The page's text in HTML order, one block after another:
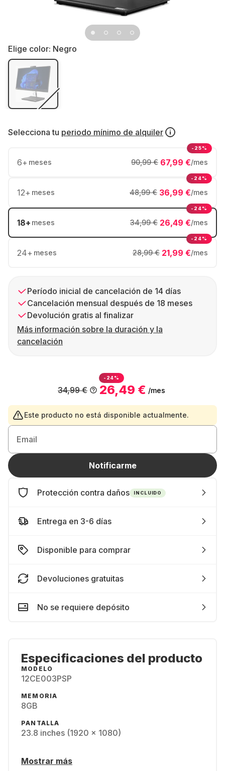
Elige color: Negro
Selecciona tu periodo mínimo de alquiler
6+ meses 67,99 €/mes
90,99 €
-25%
12+ meses 36,99 €/mes
48,99 €
-24%
18+ meses 26,49 €/mes
34,99 €
-24%
24+ meses 21,99 €/mes
28,99 €
-24%
Período inicial de cancelación de 14 días
Cancelación mensual después de 18 meses
Devolución gratis al finalizar
Más información sobre la duración y la
cancelación
-24%
26,49 € /mes
34,99 €
Este producto no está disponible actualmente.
Email
Notificarme
Protección contra daños INCLUIDO
Entrega en 3-6 días
Disponible para comprar
Devoluciones gratuitas
No se requiere depósito
Especificaciones del producto
MODELO
12CE003PSP
MEMORIA
8GB
PANTALLA
23.8 inches (1920 x 1080)
Mostrar más